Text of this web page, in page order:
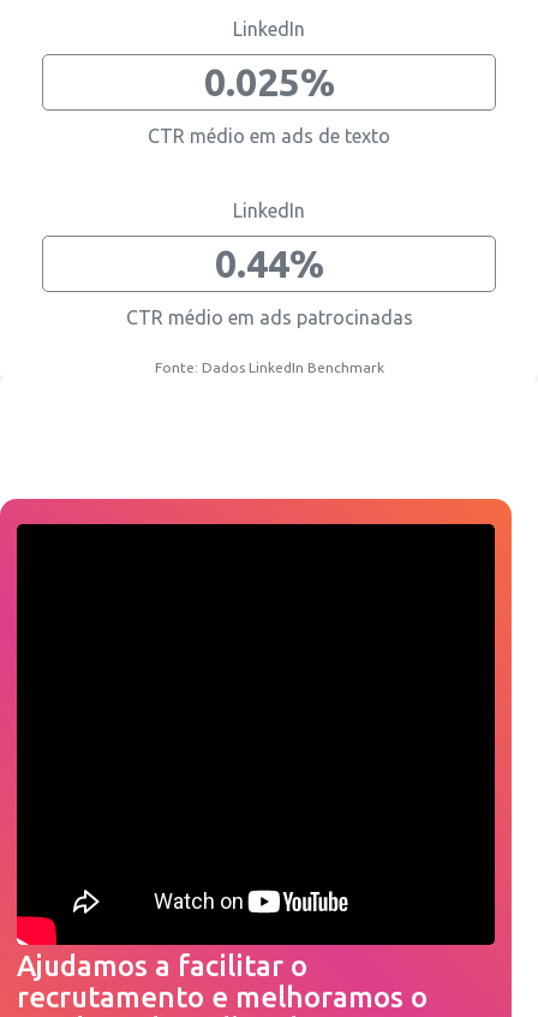
LinkedIn
0.025%
CTR médio em ads de texto
LinkedIn
0.44%
CTR médio em ads patrocinadas
Fonte: Dados LinkedIn Benchmark
Ajudamos a facilitar o
recrutamento e melhoramos o